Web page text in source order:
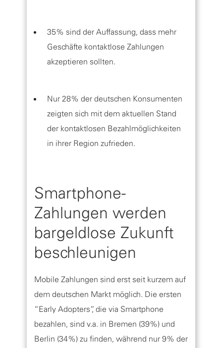
35% sind der Auffassung, dass mehr
Geschäfte kontaktlose Zahlungen
akzeptieren sollten.
Nur 28% der deutschen Konsumenten
zeigten sich mit dem aktuellen Stand
der kontaktlosen Bezahlmöglichkeiten
in ihrer Region zufrieden.
Smartphone-
Zahlungen werden
bargeldlose Zukunft
beschleunigen
Mobile Zahlungen sind erst seit kurzem auf
dem deutschen Markt möglich. Die ersten
“Early Adopters”, die via Smartphone
bezahlen, sind v.a. in Bremen (39%) und
Berlin (34%) zu finden, während nur 9% der